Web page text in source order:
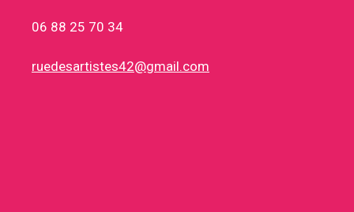
06 88 25 70 34
ruedesartistes42@gmail.com